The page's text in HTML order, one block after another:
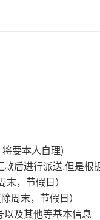
要本人自理)
款后进行派送.但是根
末，节假日）
周末，节假日）
以及其他等基本信息